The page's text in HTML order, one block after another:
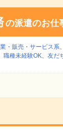
の派遣のお仕
・販売・サービス系、
職種未経験OK、 友だ